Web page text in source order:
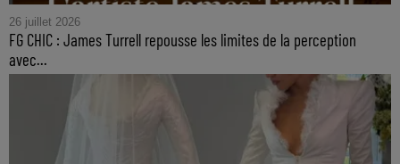
26 juillet 2026
FG CHIC : James Turrell repousse les limites de la perception
avec...